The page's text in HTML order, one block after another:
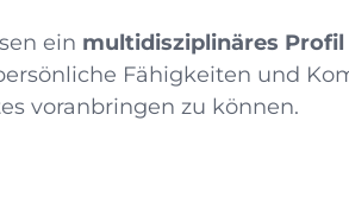
ein multidisziplinäres Profil
Fähigkeiten und
voranbringen zu können.